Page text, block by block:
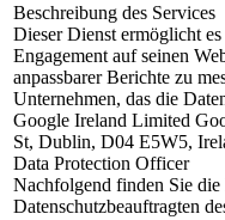
Beschreibung des Services
Dieser Dienst ermöglicht
Engagement auf seinen
anpassbarer Berichte zu
Unternehmen, das die
Google Ireland Limited
St, Dublin, D04 E5W5,
Data Protection Officer
Nachfolgend finden Sie
Datenschutzbeauftragten